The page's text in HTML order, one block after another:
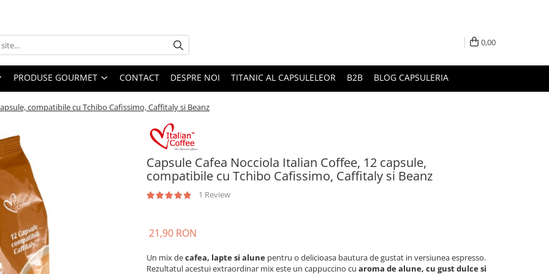
0,00
PRODUSE GOURMET CONTACT DESPRE NOI TITANIC AL CAPSULELEOR B2B BLOG CAPSULERIA
compatibile cu Tchibo Cafissimo, Caffitaly si Beanz
Capsule Cafea Nocciola Italian Coffee, 12 capsule,
compatibile cu Tchibo Cafissimo, Caffitaly si Beanz
1 Review
21,90 RON
Un mix decafea, lapte si alune pentru o delicioasa bautura de gustat in versiunea espresso.
Rezultatul acestui extraordinar mix este un cappuccino cu aroma de alune, cu gust dulce si